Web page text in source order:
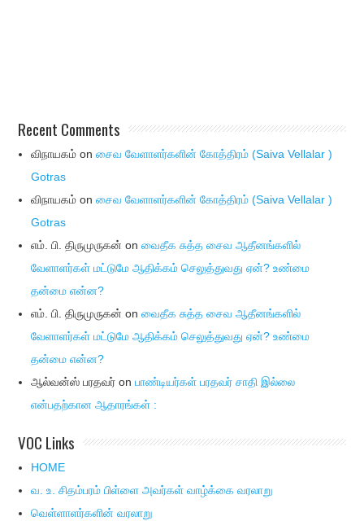
Recent Comments
விநாயகம் onசைவ வேளாளர்களின் கோத்திரம் (Saiva Vellalar )
Gotras
விநாயகம் onசைவ வேளாளர்களின் கோத்திரம் (Saiva Vellalar )
Gotras
எம். பி. திருமுருகன் onவைதீக சுத்த சைவ ஆதீனங்களில்
வேளாளர்கள் மட்டுமே ஆதிக்கம் செலுத்துவது ஏன்? உண்மை
தன்மை என்ன?
எம். பி. திருமுருகன் onவைதீக சுத்த சைவ ஆதீனங்களில்
வேளாளர்கள் மட்டுமே ஆதிக்கம் செலுத்துவது ஏன்? உண்மை
தன்மை என்ன?
ஆல்வன்ஸ் பரதவர் onபாண்டியர்கள் பரதவர் சாதி இல்லை
என்பதற்கான ஆதாரங்கள் :
VOC Links
HOME
வ. உ. சிதம்பரம் பிள்ளை அவர்கள் வாழ்க்கை வரலாறு
வெள்ளாளர்களின் வரலாறு